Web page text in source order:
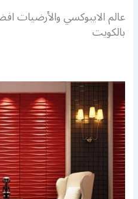
عالم الايبوكسي والأرضيات
بالكويت